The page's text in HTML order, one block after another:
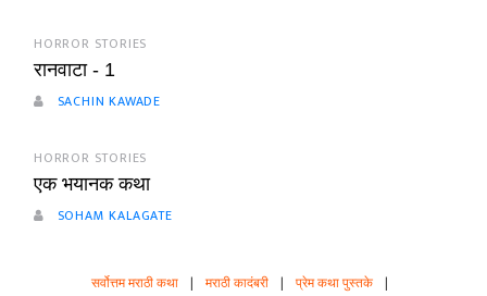
HORROR STORIES
रानवाटा - 1
SACHIN KAWADE
HORROR STORIES
एक भयानक कथा
SOHAM KALAGATE
सर्वोत्तम मराठी कथा | मराठी कादंबरी | प्रेम कथा पुस्तके |